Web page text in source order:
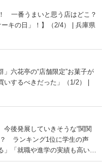
一番うまいと思う店はどこ？
ーキの日」！】（2/4） | 兵庫県
」六花亭の“店舗限定”お菓子が
するべきだった」（1/2） |
後発展していきそうな“関関
？ ランキング1位に学生の声
」「就職や進学の実績も高い」